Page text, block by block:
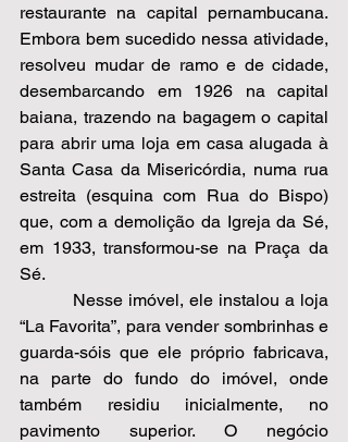
restaurante na capital pernambucana.
Embora bem sucedido nessa atividade,
resolveu mudar de ramo e de cidade,
desembarcando em 1926 na capital
baiana, trazendo na bagagem o capital
para abrir uma loja em casa alugada à
Santa Casa da Misericórdia, numa rua
estreita (esquina com Rua do Bispo)
que, com a demolição da Igreja da Sé,
em 1933, transformou-se na Praça da
Sé.
“La Favorita”, para vender sombrinhas e
guarda-sóis que ele próprio fabricava,
na parte do fundo do imóvel, onde
também residiu inicialmente, no
pavimento superior. O negócio